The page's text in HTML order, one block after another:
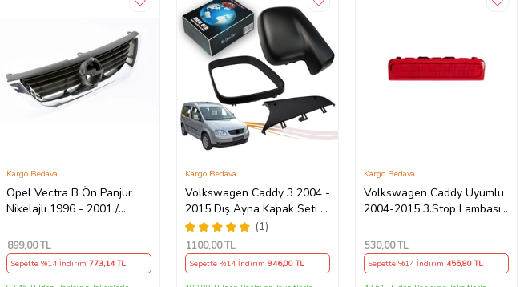
Opel Vectra B Ön Panjur
Nikelajlı 1996 - 2001 /
Kargo Bedava
899,00 TL
Sepette %14 İndirim 773,14 TL
Volkswagen Caddy 3 2004 -
2015 Dış Ayna Kapak Seti -
Sol 7E18575289 B9
(1)
Kargo Bedava
1100,00 TL
Sepette %14 İndirim946,00 TL
Volkswagen Caddy Uyumlu
2004-2015 3.Stop Lambası
Kargo Bedava
530,00 TL
Sepette %14 İndirim 455,80 TL